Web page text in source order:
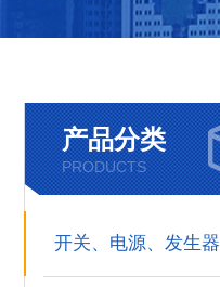
产品分类
PRODUCTS
开关、电源、发生器